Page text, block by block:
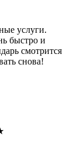
услуги.
быстро и
смотрится
снова!